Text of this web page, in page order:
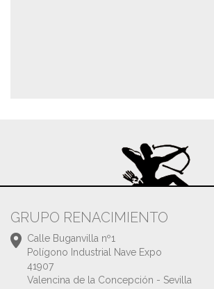
GRUPO RENACIMIENTO
Calle Buganvilla nº1
Polígono Industrial Nave Expo
41907
Valencina de la Concepción - Sevilla